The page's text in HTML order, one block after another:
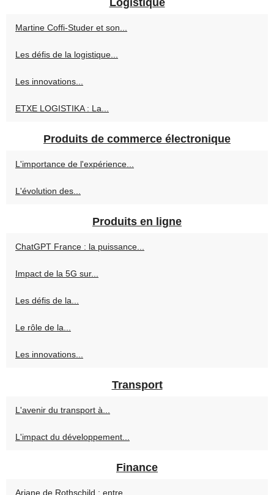
Logistique
Martine Coffi-Studer et son...
Les défis de la logistique...
Les innovations...
ETXE LOGISTIKA : La...
Produits de commerce électronique
L'importance de l'expérience...
L'évolution des...
Produits en ligne
ChatGPT France : la puissance...
Impact de la 5G sur...
Les défis de la...
Le rôle de la...
Les innovations...
Transport
L'avenir du transport à...
L'impact du développement...
Finance
Ariane de Rothschild : entre...